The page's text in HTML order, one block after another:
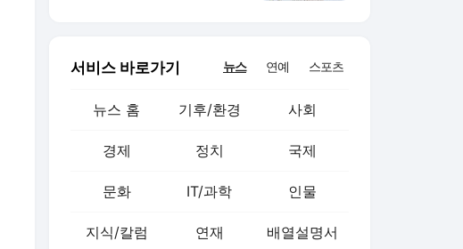
서비스 바로가기 뉴스 연예 스포츠
뉴스 홈 기후/환경 사회
경제 정치 국제
문화 IT/과학 인물
지식/칼럼 연재 배열설명서